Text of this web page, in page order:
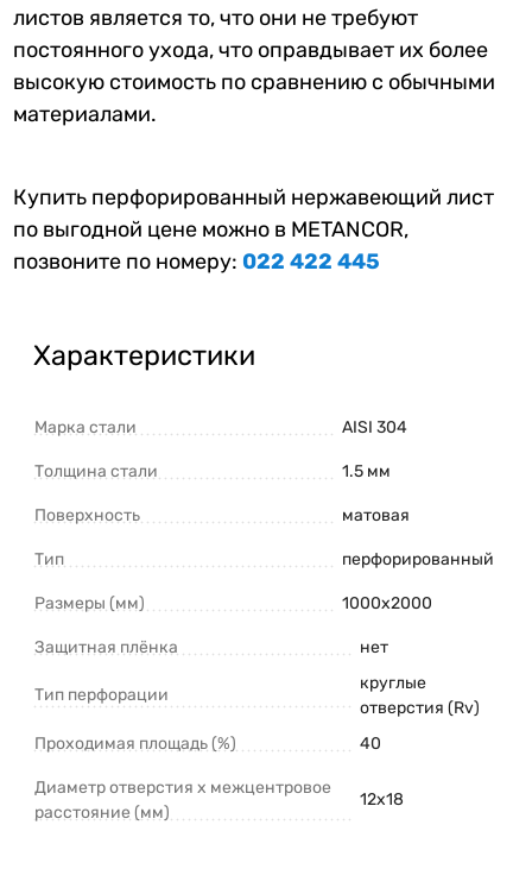
листов является то, что они не требуют
постоянного ухода, что оправдывает их более
высокую стоимость по сравнению с обычными
материалами.
Купить перфорированный нержавеющий лист
по выгодной цене можно в METANCOR,
позвоните по номеру: 022 422 445
Характеристики
Марка стали AISI 304
Толщина стали 1.5 мм
Поверхность матовая
Тип перфорированный
Размеры (мм) 1000х2000
Защитная плёнка нет
Тип перфорации
круглые
отверстия (Rv)
Проходимая площадь (%)
40
Диаметр отверстия х межцентровое
расстояние (мм)
12х18